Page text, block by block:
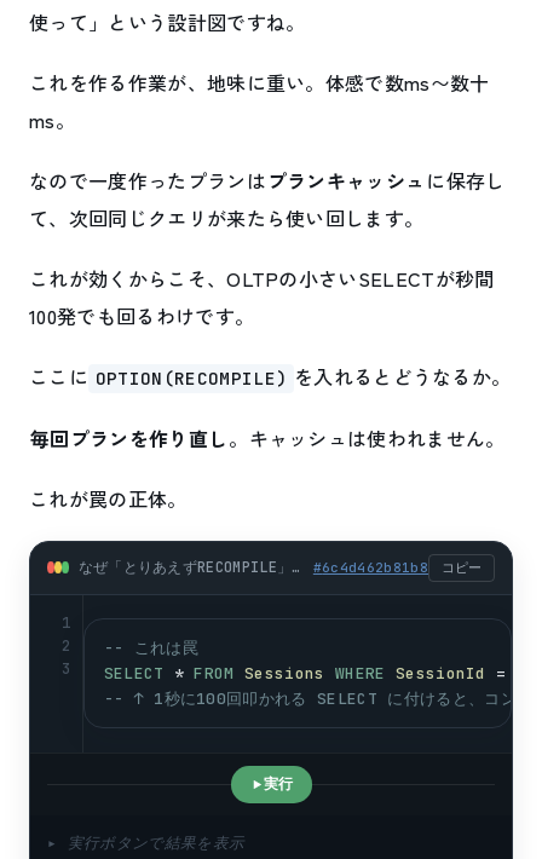
使って」という設計図ですね。
これを作る作業が、地味に重い。体感で数ms〜数十
ms。
なので一度作ったプランはプランキャッシュ に保存し
て、次回同じクエリが来たら使い回します。
これが効くからこそ、OLTPの小さいSELECTが秒間
100発でも回るわけです。
ここに OPTION(RECOMPILE) を入れるとどうなるか。
毎回プランを作り直し。キャッシュは使われません。
これが罠の正体。
なぜ「とりあえずRECOMPILE」が逆効果になるのか (sql) #6c4d462b81b8 コピー
1
2
3
-- これは罠
SELECT * FROM Sessions WHERE SessionId =
-- ↑ 1秒に100回叩かれる SELECT に付けると、コンパ
実行
▸ 実行ボタンで結果を表示